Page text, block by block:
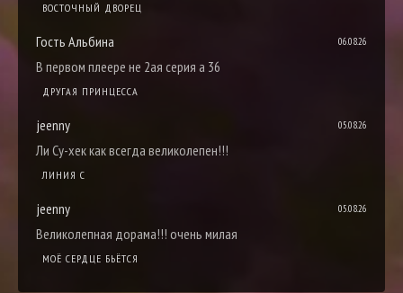
ВОСТОЧНЫЙ ДВОРЕЦ
Гость Альбина 06.08.26
В первом плеере не 2ая серия а 36
ДРУГАЯ ПРИНЦЕССА
jeenny 05.08.26
Ли Су-хек как всегда великолепен!!!
ЛИНИЯ С
jeenny 05.08.26
Великолепная дорама!!! очень милая
МОЁ СЕРДЦЕ БЬЁТСЯ